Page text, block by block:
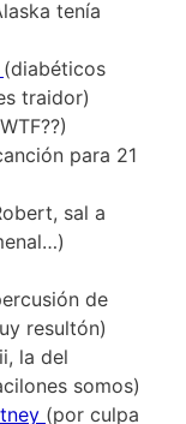
tenía
(diabéticos
traidor)
para 21
sal a
de
resultón)
la del
somos)
(por culpa